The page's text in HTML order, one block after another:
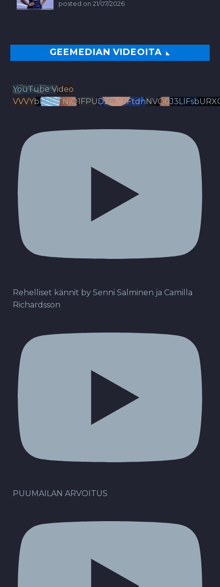
posted on 21/07/2026
GEEMEDIAN VIDEOITA
YouTube Video
Rehelliset kännit by Senni Salminen ja Camilla
Richardsson
PUUMAILAN ARVOITUS